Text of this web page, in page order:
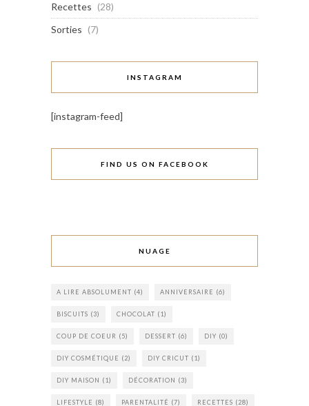
Recettes (28)
Sorties (7)
INSTAGRAM
[instagram-feed]
FIND US ON FACEBOOK
NUAGE
A LIRE ABSOLUMENT (4) ANNIVERSAIRE (6)
BISCUITS (3) CHOCOLAT (1)
COUP DE COEUR (5) DESSERT (6) DIY (0)
DIY COSMÉTIQUE (2) DIY CRICUT (1)
DIY MAISON (1) DÉCORATION (3)
LIFESTYLE (8) PARENTALITÉ (7) RECETTES (28)